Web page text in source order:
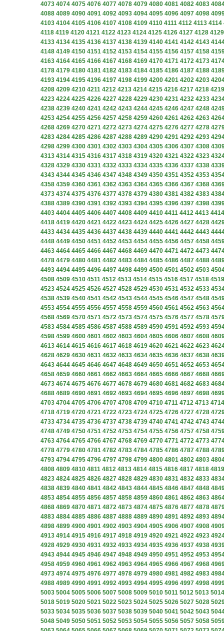
4073 4074 4075 4076 4077 4078 4079 4080 4081 4082 4083
4088 4089 4090 4091 4092 4093 4094 4095 4096 4097 4098
4103 4104 4105 4106 4107 4108 4109 4110 4111 4112 4113 4114
4118 4119 4120 4121 4122 4123 4124 4125 4126 4127 4128 4129
4133 4134 4135 4136 4137 4138 4139 4140 4141 4142 4143
4148 4149 4150 4151 4152 4153 4154 4155 4156 4157 4158
4163 4164 4165 4166 4167 4168 4169 4170 4171 4172 4173
4178 4179 4180 4181 4182 4183 4184 4185 4186 4187 4188
4193 4194 4195 4196 4197 4198 4199 4200 4201 4202 4203
4208 4209 4210 4211 4212 4213 4214 4215 4216 4217 4218 4219
4223 4224 4225 4226 4227 4228 4229 4230 4231 4232 4233
4238 4239 4240 4241 4242 4243 4244 4245 4246 4247 4248
4253 4254 4255 4256 4257 4258 4259 4260 4261 4262 4263
4268 4269 4270 4271 4272 4273 4274 4275 4276 4277 4278
4283 4284 4285 4286 4287 4288 4289 4290 4291 4292 4293
4298 4299 4300 4301 4302 4303 4304 4305 4306 4307 4308
4313 4314 4315 4316 4317 4318 4319 4320 4321 4322 4323
4328 4329 4330 4331 4332 4333 4334 4335 4336 4337 4338
4343 4344 4345 4346 4347 4348 4349 4350 4351 4352 4353
4358 4359 4360 4361 4362 4363 4364 4365 4366 4367 4368
4373 4374 4375 4376 4377 4378 4379 4380 4381 4382 4383
4388 4389 4390 4391 4392 4393 4394 4395 4396 4397 4398
4403 4404 4405 4406 4407 4408 4409 4410 4411 4412 4413 4414
4418 4419 4420 4421 4422 4423 4424 4425 4426 4427 4428
4433 4434 4435 4436 4437 4438 4439 4440 4441 4442 4443
4448 4449 4450 4451 4452 4453 4454 4455 4456 4457 4458
4463 4464 4465 4466 4467 4468 4469 4470 4471 4472 4473
4478 4479 4480 4481 4482 4483 4484 4485 4486 4487 4488
4493 4494 4495 4496 4497 4498 4499 4500 4501 4502 4503
4508 4509 4510 4511 4512 4513 4514 4515 4516 4517 4518 4519
4523 4524 4525 4526 4527 4528 4529 4530 4531 4532 4533
4538 4539 4540 4541 4542 4543 4544 4545 4546 4547 4548
4553 4554 4555 4556 4557 4558 4559 4560 4561 4562 4563
4568 4569 4570 4571 4572 4573 4574 4575 4576 4577 4578
4583 4584 4585 4586 4587 4588 4589 4590 4591 4592 4593
4598 4599 4600 4601 4602 4603 4604 4605 4606 4607 4608
4613 4614 4615 4616 4617 4618 4619 4620 4621 4622 4623
4628 4629 4630 4631 4632 4633 4634 4635 4636 4637 4638
4643 4644 4645 4646 4647 4648 4649 4650 4651 4652 4653
4658 4659 4660 4661 4662 4663 4664 4665 4666 4667 4668
4673 4674 4675 4676 4677 4678 4679 4680 4681 4682 4683
4688 4689 4690 4691 4692 4693 4694 4695 4696 4697 4698
4703 4704 4705 4706 4707 4708 4709 4710 4711 4712 4713 4714
4718 4719 4720 4721 4722 4723 4724 4725 4726 4727 4728
4733 4734 4735 4736 4737 4738 4739 4740 4741 4742 4743
4748 4749 4750 4751 4752 4753 4754 4755 4756 4757 4758
4763 4764 4765 4766 4767 4768 4769 4770 4771 4772 4773
4778 4779 4780 4781 4782 4783 4784 4785 4786 4787 4788
4793 4794 4795 4796 4797 4798 4799 4800 4801 4802 4803
4808 4809 4810 4811 4812 4813 4814 4815 4816 4817 4818 4819
4823 4824 4825 4826 4827 4828 4829 4830 4831 4832 4833
4838 4839 4840 4841 4842 4843 4844 4845 4846 4847 4848
4853 4854 4855 4856 4857 4858 4859 4860 4861 4862 4863
4868 4869 4870 4871 4872 4873 4874 4875 4876 4877 4878
4883 4884 4885 4886 4887 4888 4889 4890 4891 4892 4893
4898 4899 4900 4901 4902 4903 4904 4905 4906 4907 4908
4913 4914 4915 4916 4917 4918 4919 4920 4921 4922 4923
4928 4929 4930 4931 4932 4933 4934 4935 4936 4937 4938
4943 4944 4945 4946 4947 4948 4949 4950 4951 4952 4953
4958 4959 4960 4961 4962 4963 4964 4965 4966 4967 4968
4973 4974 4975 4976 4977 4978 4979 4980 4981 4982 4983
4988 4989 4990 4991 4992 4993 4994 4995 4996 4997 4998
5003 5004 5005 5006 5007 5008 5009 5010 5011 5012 5013 5014
5018 5019 5020 5021 5022 5023 5024 5025 5026 5027 5028
5033 5034 5035 5036 5037 5038 5039 5040 5041 5042 5043
5048 5049 5050 5051 5052 5053 5054 5055 5056 5057 5058